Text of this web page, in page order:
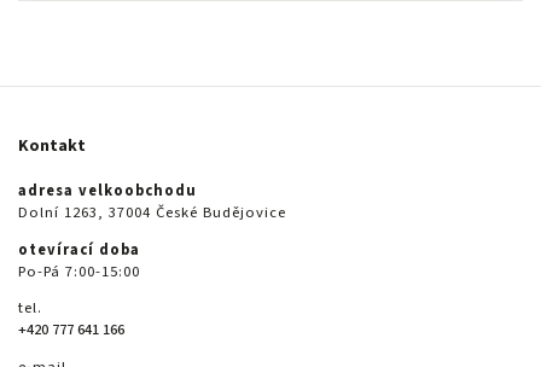
Kontakt
adresa velkoobchodu
Dolní 1263, 37004 České Budějovice
otevírací doba
Po-Pá 7:00-15:00
tel.
+420 777 641 166